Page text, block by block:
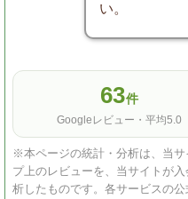
い。
63件
Googleレビュー・平均5.0
※本ページの統計・分析は、当
プ上のレビューを、当サイトが
析したものです。各サービスの公